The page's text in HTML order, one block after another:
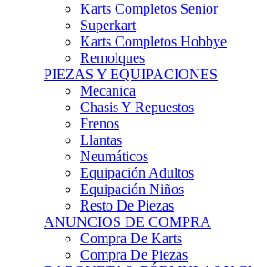
Compra De Piezas
BARQUETAS, FÓRMULAS Y CM
BARQUETAS, FÓRMULAS Y CM
Barquetas
Fórmulas
Cm
Prototipos
Remolques
PIEZAS Y EQUIPACIONES
Mecánica
Electrónica
Chasis Y Carrocería
Suspensiones
Frenos
Llantas
Neumáticos